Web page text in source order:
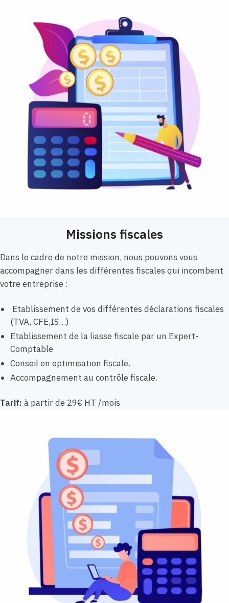
Missions fiscales
Dans le cadre de notre mission, nous pouvons vous
accompagner dans les différentes fiscales qui incombent
votre entreprise :
Etablissement de vos différentes déclarations fiscales
(TVA, CFE,IS…)
Etablissement de la liasse fiscale par un Expert-
Comptable
Conseil en optimisation fiscale.
Accompagnement au contrôle fiscale.
Tarif: à partir de 29€ HT /mois